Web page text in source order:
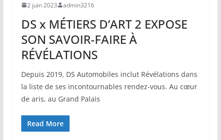
2 juin 2023 admin3216
DS x MÉTIERS D’ART 2 EXPOSE
SON SAVOIR-FAIRE À
RÉVÉLATIONS
Depuis 2019, DS Automobiles inclut Révélations dans
la liste de ses incontournables rendez-vous. Au cœur
de aris, au Grand Palais
Read More